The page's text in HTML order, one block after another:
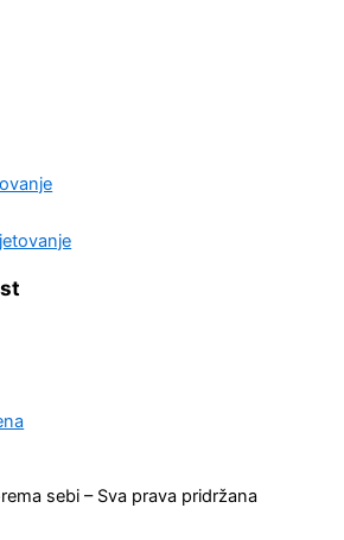
sebi – Sva prava pridržana